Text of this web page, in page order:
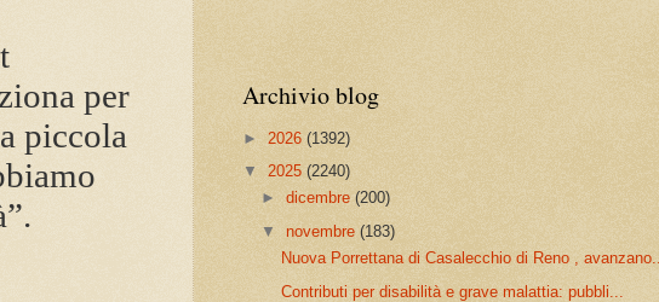
per
piccola
Archivio blog
► 2026 (1392)
▼ 2025 (2240)
►dicembre(200)
▼novembre(183)
Nuova Porrettana di Casalecchio di Reno ,
Contributi per disabilità e grave malattia: pubbli...